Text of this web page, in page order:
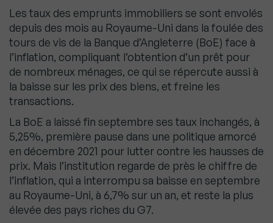
Les taux des emprunts immobiliers se sont envolés
depuis des mois au Royaume-Uni dans la foulée des
tours de vis de la Banque d’Angleterre (BoE) face à
l’inflation, compliquant l’obtention d’un prêt pour
de nombreux ménages, ce qui se répercute aussi à
la baisse sur les prix des biens, et freine les
transactions.
La BoE a laissé fin septembre ses taux inchangés, à
5,25%, première pause dans une politique amorcé
en décembre 2021 pour lutter contre les hausses de
prix. Mais l’institution regarde de près le chiffre de
l’inflation, qui a interrompu sa baisse en septembre
au Royaume-Uni, à 6,7% sur un an, et reste la plus
élevée des pays riches du G7.